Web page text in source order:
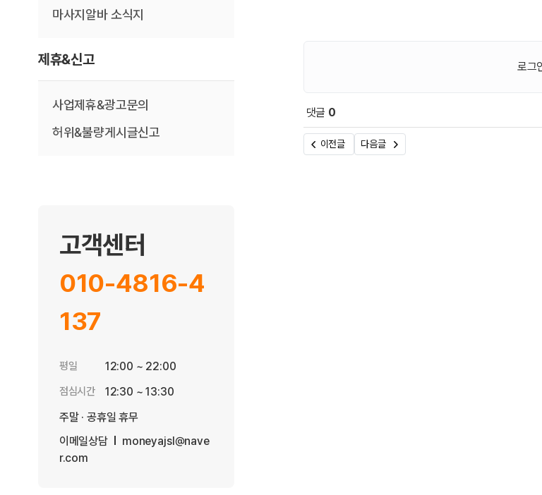
마사지알바 소식지
제휴&신고
사업제휴&광고문의
허위&불량게시글신고
고객센터
010-4816-4
137
평일 12:00 ~ 22:00
점심시간
12:30 ~ 13:30
주말 · 공휴일 휴무
이메일상담
moneyajsl@nave
r.com
로그
회원 문의 및 댓글
댓글 0
이전글 다음글